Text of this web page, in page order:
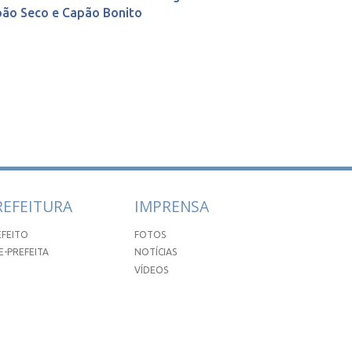
Seco e Capão Bonito
PREFEITA
IMPRENSA
FOTOS
NOTÍCIAS
VÍDEOS